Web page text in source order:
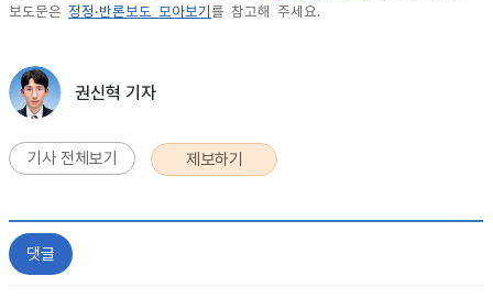
보도문은 정정·반론보도 모아보기 를 참고해 주세요.
권신혁 기자
기사 전체보기 제보하기
댓글